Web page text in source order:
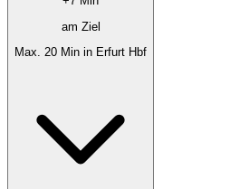
am Ziel
Max. 20 Min in Erfurt Hbf